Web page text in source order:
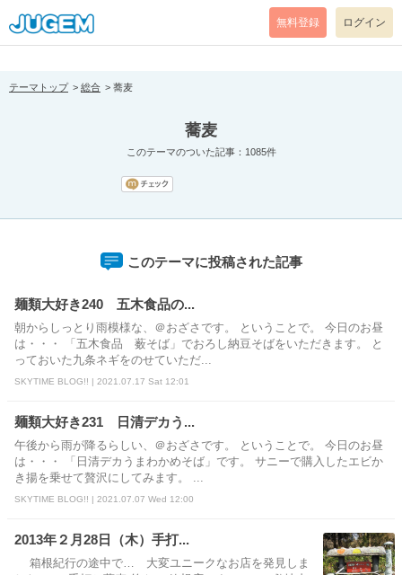
[pear_error: message="Success" code=0 mode=return level=notice
prefix="" info=""]
無料登録 ログイン
テーマトップ 総合 蕎麦
蕎麦
このテーマのついた記事：1085件
このテーマに投稿された記事
麺類大好き240 五木食品の...
朝からしっとり雨模様な、＠おざさです。 ということで。 今日のお昼
は・・・ 「五木食品 薮そば」でおろし納豆そばをいただきます。 と
っておいた九条ネギをのせていただ...
SKYTIME BLOG!! | 2021.07.17 Sat 12:01
麺類大好き231 日清デカう...
午後から雨が降るらしい、＠おざさです。 ということで。 今日のお昼
は・・・ 「日清デカうまわかめそば」です。 サニーで購入したエビか
き揚を乗せて贅沢にしてみます。 ...
SKYTIME BLOG!! | 2021.07.07 Wed 12:00
2013年２月28日（木）手打...
箱根紀行の途中で… 大変ユニークなお店を発見しま